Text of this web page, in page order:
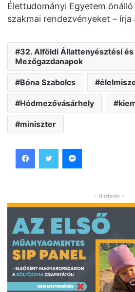
Élettudományi Egyetem
szakmai rendezvényeket – írja
32. Alföldi Állattenyésztési és
Mezőgazdanapok
Bóna Szabolcs
Hódmezővásárhely
miniszter
- Hirdetés -